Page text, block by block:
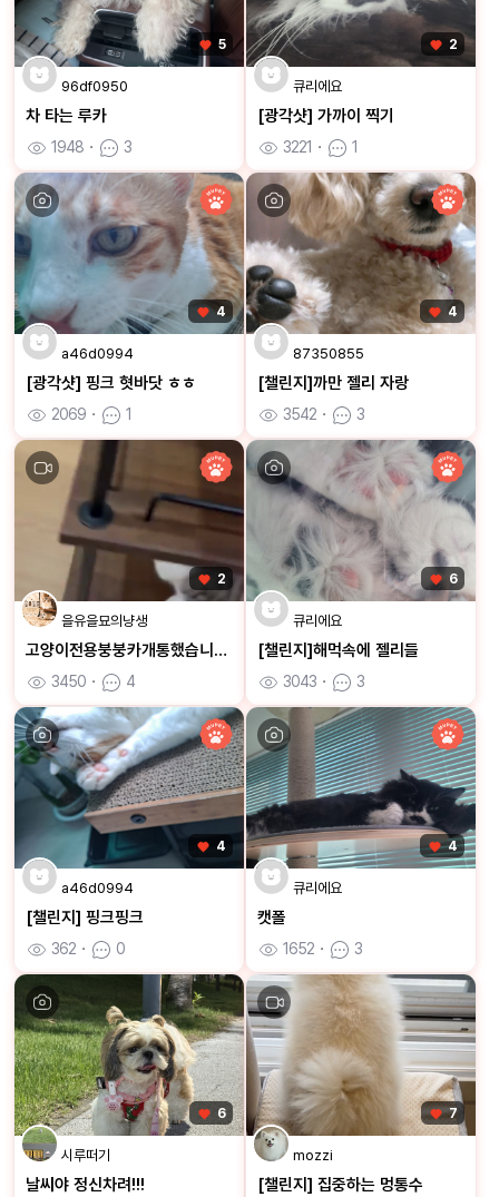
5
96df0950
차 타는 루카
1948 ㆍ 3
2
큐리에요
[광각샷] 가까이 찍기
3221 ㆍ 1
4
a46d0994
[광각샷] 핑크 혓바닷 ㅎㅎ
2069 ㆍ 1
4
87350855
[챌린지]까만 젤리 자랑
3542 ㆍ 3
2
을유을묘의냥생
고양이전용붕붕카개통했습니다ㅋㅋ
3450 ㆍ 4
6
큐리에요
[챌린지]해먹속에 젤리들
3043 ㆍ 3
4
a46d0994
[챌린지] 핑크핑크
362 ㆍ 0
4
큐리에요
캣폴
1652 ㆍ 3
6
시루떠기
날씨야 정신차려!!!
7
mozzi
[챌린지] 집중하는 멍통수